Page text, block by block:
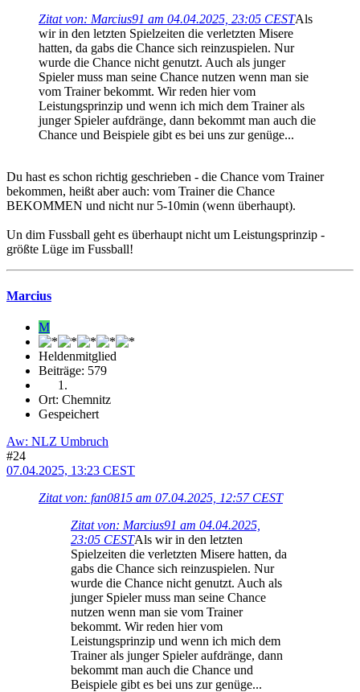
Zitat von: Marcius91 am 04.04.2025, 23:05 CESTAls
wir in den letzten Spielzeiten die verletzten Misere
hatten, da gabs die Chance sich reinzuspielen. Nur
wurde die Chance nicht genutzt. Auch als junger
Spieler muss man seine Chance nutzen wenn man sie
vom Trainer bekommt. Wir reden hier vom
Leistungsprinzip und wenn ich mich dem Trainer als
junger Spieler aufdränge, dann bekommt man auch die
Chance und Beispiele gibt es bei uns zur genüge...
Du hast es schon richtig geschrieben - die Chance vom Trainer
bekommen, heißt aber auch: vom Trainer die Chance
BEKOMMEN und nicht nur 5-10min (wenn überhaupt).
Un dim Fussball geht es überhaupt nicht um Leistungsprinzip -
größte Lüge im Fussball!
Marcius
M
Heldenmitglied
Beiträge: 579
Ort: Chemnitz
Gespeichert
Aw: NLZ Umbruch
#24
07.04.2025, 13:23 CEST
Zitat von: fan0815 am 07.04.2025, 12:57 CEST
Zitat von: Marcius91 am 04.04.2025,
23:05 CESTAls wir in den letzten
Spielzeiten die verletzten Misere hatten, da
gabs die Chance sich reinzuspielen. Nur
wurde die Chance nicht genutzt. Auch als
junger Spieler muss man seine Chance
nutzen wenn man sie vom Trainer
bekommt. Wir reden hier vom
Leistungsprinzip und wenn ich mich dem
Trainer als junger Spieler aufdränge, dann
bekommt man auch die Chance und
Beispiele gibt es bei uns zur genüge...